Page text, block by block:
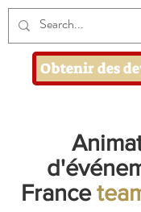
Obtenir des
France